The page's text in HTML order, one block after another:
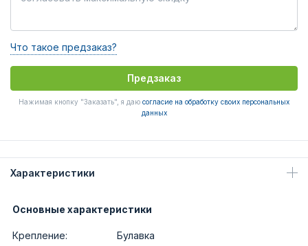
Что такое предзаказ?
Предзаказ
Нажимая кнопку "Заказать", я даю согласие на обработку своих персональных
данных
Характеристики
Основные характеристики
Крепление:
Булавка